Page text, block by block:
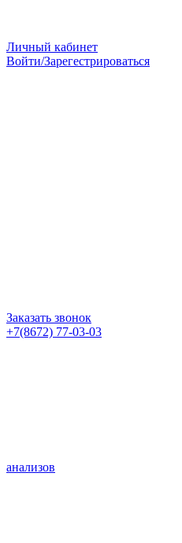
Личный кабинет
Войти/Зарегестрироваться
Заказать звонок
+7(8672) 77-03-03
анализов